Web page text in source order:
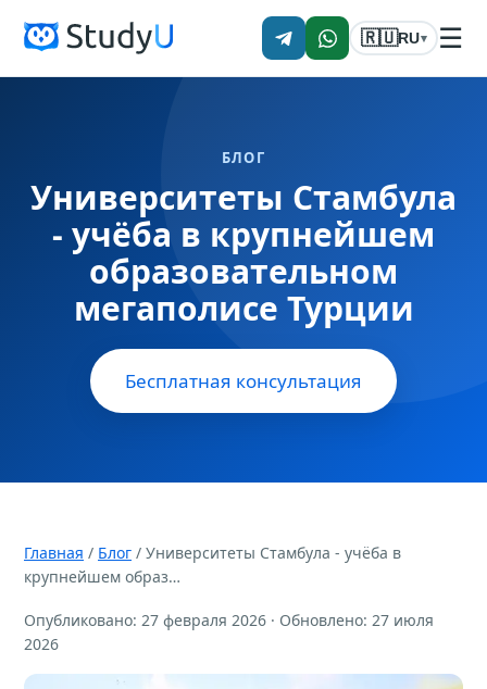
🇷🇺RU▾ ☰
БЛОГ
Университеты Стамбула
- учёба в крупнейшем
образовательном
мегаполисе Турции
Бесплатная консультация
Главная / Блог / Университеты Стамбула - учёба в
крупнейшем образ…
Опубликовано: 27 февраля 2026 · Обновлено: 27 июля
2026